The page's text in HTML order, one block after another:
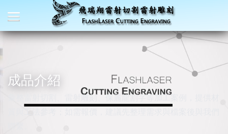
成品介紹
彙整雷射切割、雷射雕刻、保麗龍割字等加工案例，提供材